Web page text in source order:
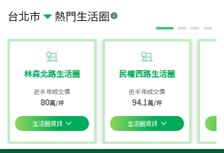
台北市 熱門生活圈
林森北路生活圈
近半年成交價
80萬/坪
生活圈資訊
民權西路生活圈
近半年成交價
94.1萬/坪
生活圈資訊